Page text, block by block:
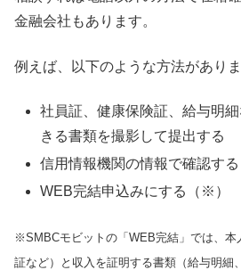
金融会社もあります。
例えば、以下のような方法がありま
社員証、健康保険証、給与明
きる書類を撮影して提出する
信用情報機関の情報で確認する
WEB完結申込みにする（※）
※SMBCモビットの「WEB完結」では、本
証など）と収入を証明する書類（給与明細